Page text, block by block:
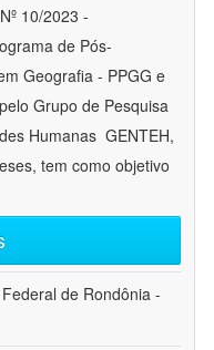
10/2023 -
de Pós-
Geografia - PPGG e
Grupo de Pesquisa
Humanas  GENTEH,
tem como objetivo
de Rondônia -